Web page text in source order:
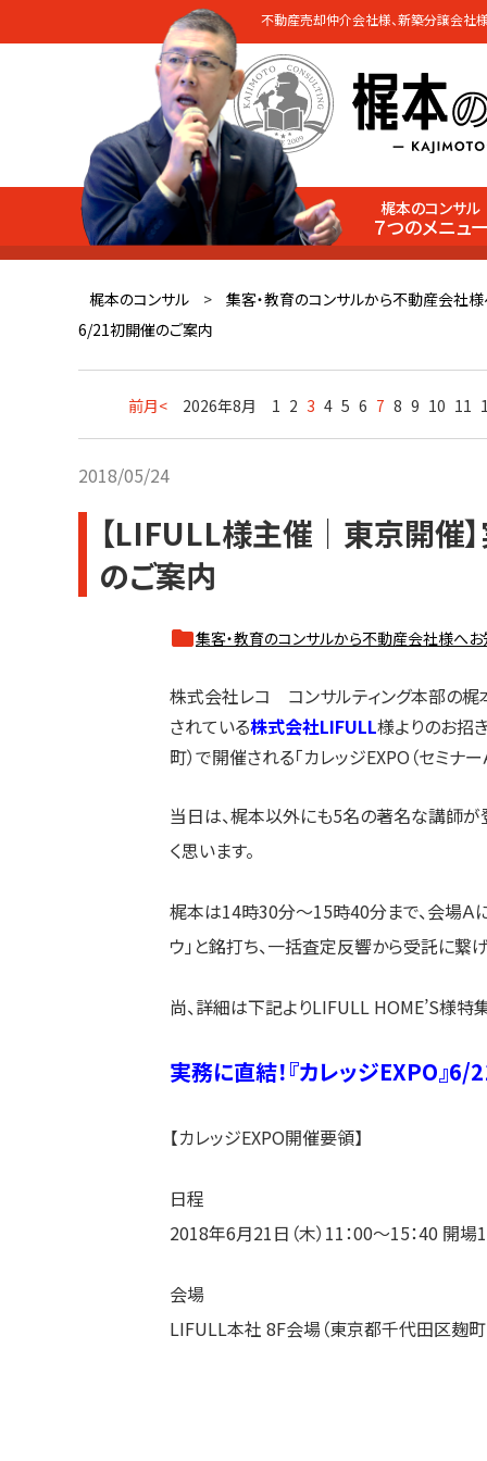
不動産売却仲介会社様、新築分譲会社様
梶本のコンサル
７つのメニュ
梶本のコンサル >
集客・教育のコンサルから不動産会社
6/21初開催のご案内
前月< 2026年8月 1 2 3 4 5 6 7 8 9 10 11
2018/05/24
【LIFULL様主催｜東京開催
のご案内
集客・教育のコンサルから不動産会社様へ
株式会社レコ コンサルティング本部の梶
されている株式会社LIFULL様よりのお招
町）で開催される「カレッジEXPO（セミナ
当日は、梶本以外にも5名の著名な講師が
く思います。
梶本は14時30分～15時40分まで、会場Ａ
ウ」と銘打ち、一括査定反響から受託に繋
尚、詳細は下記よりLIFULL HOME’S様特
実務に直結！『カレッジEXPO』
【カレッジEXPO開催要領】
日程
2018年6月21日（木）11：00～15：40 開場
会場
LIFULL本社 8F会場（東京都千代田区麹